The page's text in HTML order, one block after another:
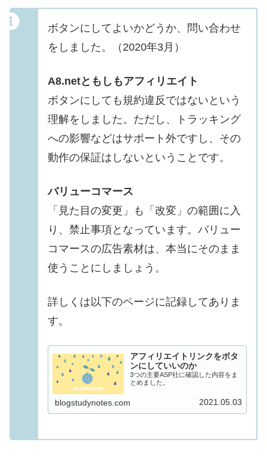
ボタンにしてよいかどうか、問い合わせ
をしました。（2020年3月）
A8.netともしもアフィリエイト
ボタンにしても規約違反ではないという
理解をしました。ただし、トラッキング
への影響などはサポート外ですし、その
動作の保証はしないということです。
バリューコマース
「見た目の変更」も「改変」の範囲に入
り、禁止事項となっています。バリュー
コマースの広告素材は、本当にそのまま
使うことにしましょう。
詳しくは以下のページに記録してありま
す。
アフィリエイトリンクをボタ
ンにしていいのか
3つの主要ASP社に確認した内容をま
とめました。
blogstudynotes.com 2021.05.03